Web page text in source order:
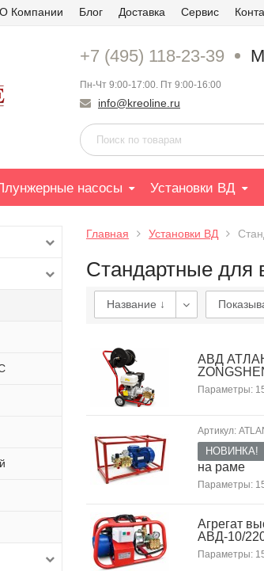
О Компании Блог Доставка Сервис
+7 (495) 118-23-39
Пн-Чт 9:00-17:00. Пт 9:00-16:00
info@kreoline.ru
насосы Установки ВД
Главная Установки ВД
Стандартные для
Название ↓
АВД
Параметры:
Артикул:
НОВИНКА!
на раме
Параметры:
Агрегат
АВД-10/
Параметры: